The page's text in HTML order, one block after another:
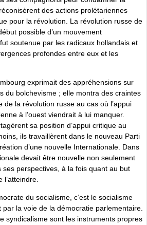
des actions prolétariennes
pour la révolution. La révolution russe de
possible d’un mouvement
soutenue par les radicaux hollandais et
profondes entre eux et les
exprimait des appréhensions sur
du bolchevisme ; elle montra des craintes
de la révolution russe au cas où l’appui
à l’ouest viendrait à lui manquer.
sa position d’appui critique au
ils travaillèrent dans le nouveau Parti
d’une nouvelle Internationale. Dans
devait être nouvelle non seulement
perspectives, à la fois quant au but
du socialisme, c’est le socialisme
par la voie de la démocratie parlementaire.
syndicalisme sont les instruments propres